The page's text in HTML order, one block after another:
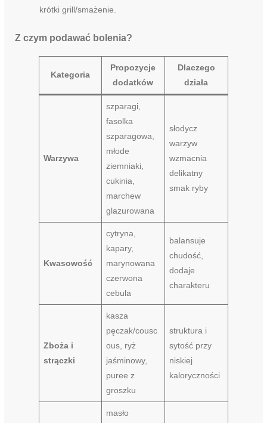
krótki grill/smażenie.
Z czym podawać bolenia?
Kategoria
Propozycje
dodatków
Dlaczego
działa
Warzywa
szparagi,
fasolka
szparagowa,
młode
ziemniaki,
cukinia,
marchew
glazurowana
słodycz
warzyw
wzmacnia
delikatny
smak ryby
Kwasowość
cytryna,
kapary,
marynowana
czerwona
cebula
balansuje
chudość,
dodaje
charakteru
Zboża i
strączki
kasza
pęczak/cousc
ous, ryż
jaśminowy,
puree z
groszku
struktura i
sytość przy
niskiej
kaloryczności
masło